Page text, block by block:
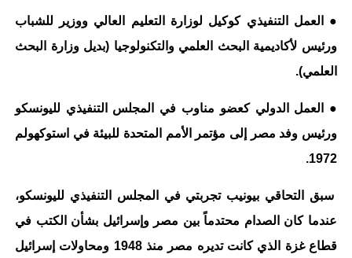
● العمل التنفيذي كوكيل لوزارة التعليم العالي ووزير للشباب
ورئيس لأكاديمية البحث العلمي والتكنولوجيا (بديل وزارة البحث
العلمي).
● العمل الدولي كعضو مناوب في المجلس التنفيذي لليونسكو
ورئيس وفد مصر إلى مؤتمر الأمم المتحدة للبيئة في استوكهولم
1972.
سبق التحاقي بيونيب تجربتي في المجلس التنفيذي لليونسكو،
عندما كان الصدام محتدماً بين مصر وإسرائيل بشأن الكتب في
قطاع غزة الذي كانت تديره مصر منذ 1948 ومحاولات إسرائيل